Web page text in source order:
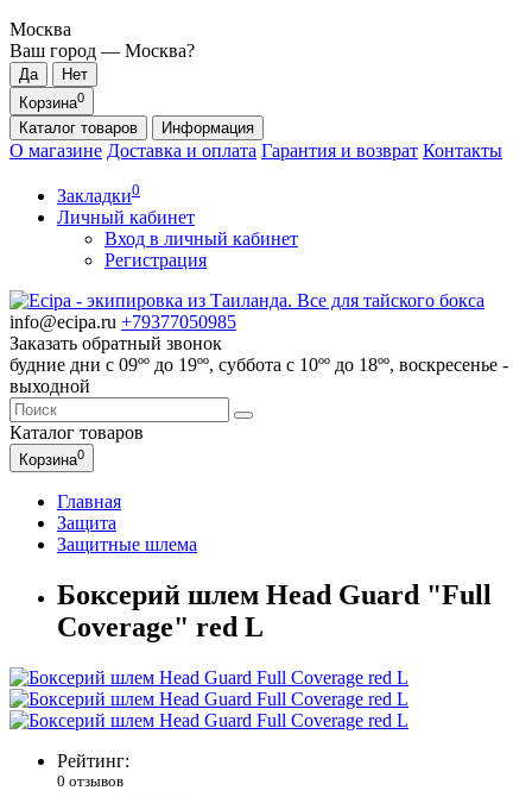
Москва
Ваш город — Москва?
Корзина0
Каталог товаров Информация
О магазине Доставка и оплата Гарантия и возврат Контакты
Закладки0
Личный кабинет
Вход в личный кабинет
Регистрация
info@ecipa.ru +79377050985
Заказать обратный звонок
будние дни с 09ºº до 19ºº, суббота с 10ºº до 18ºº, воскресенье -
выходной
Каталог товаров
Корзина0
Главная
Защита
Защитные шлема
Боксерий шлем Head Guard "Full
Coverage" red L
Рейтинг:
0 отзывов